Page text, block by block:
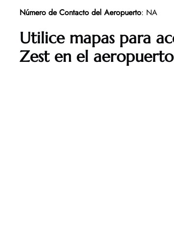
Número de Contacto del Aeropuerto: NA
Utilice mapas para
Zest en el